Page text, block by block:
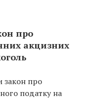
про
акцизних
закон про
податку на